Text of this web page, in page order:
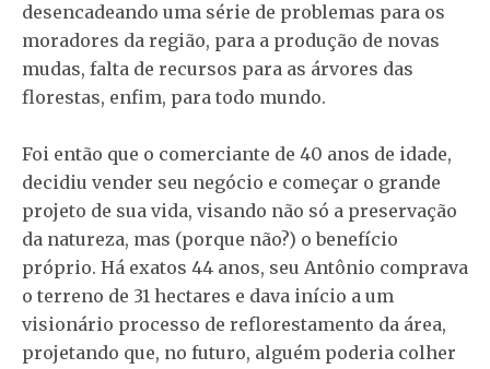
desencadeando uma série de problemas para os
moradores da região, para a produção de novas
mudas, falta de recursos para as árvores das
florestas, enfim, para todo mundo.
Foi então que o comerciante de 40 anos de idade,
decidiu vender seu negócio e começar o grande
projeto de sua vida, visando não só a preservação
da natureza, mas (porque não?) o benefício
próprio. Há exatos 44 anos, seu Antônio comprava
o terreno de 31 hectares e dava início a um
visionário processo de reflorestamento da área,
projetando que, no futuro, alguém poderia colher